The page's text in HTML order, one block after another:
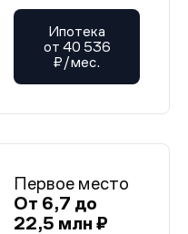
Ипотека
от 40 536
₽/мес.
Первое место
От 6,7 до
22,5 млн ₽